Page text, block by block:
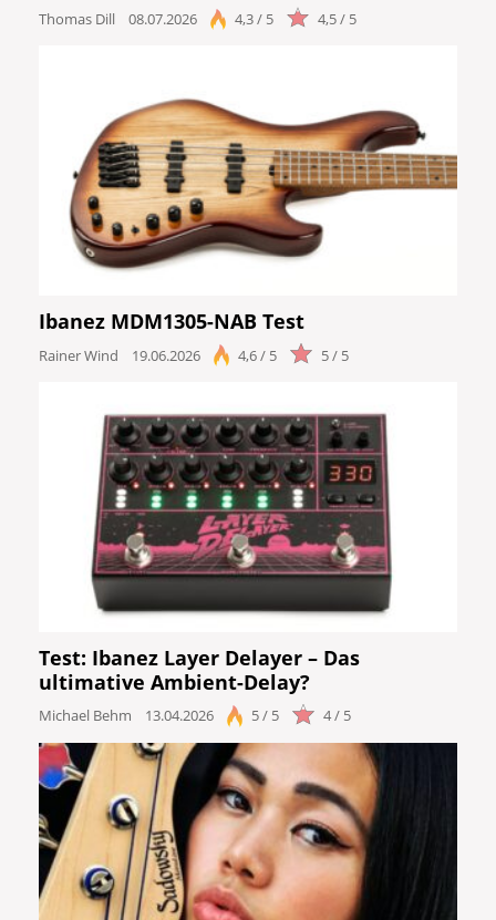
Thomas Dill 08.07.2026 4,3 / 5 4,5 / 5
Ibanez MDM1305-NAB Test
Rainer Wind 19.06.2026 4,6 / 5 5 / 5
Test: Ibanez Layer Delayer – Das
ultimative Ambient-Delay?
Michael Behm 13.04.2026 5 / 5 4 / 5